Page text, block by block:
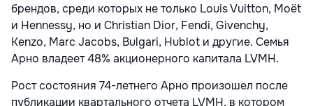
брендов, среди которых не только Louis Vuitton, Moёt
и Hennessy, но и Christian Dior, Fendi, Givenchy,
Kenzo, Marc Jacobs, Bulgari, Hublot и другие. Семья
Арно владеет 48% акционерного капитала LVMH.
Рост состояния 74-летнего Арно произошел после
публикации квартального отчета LVMH, в котором